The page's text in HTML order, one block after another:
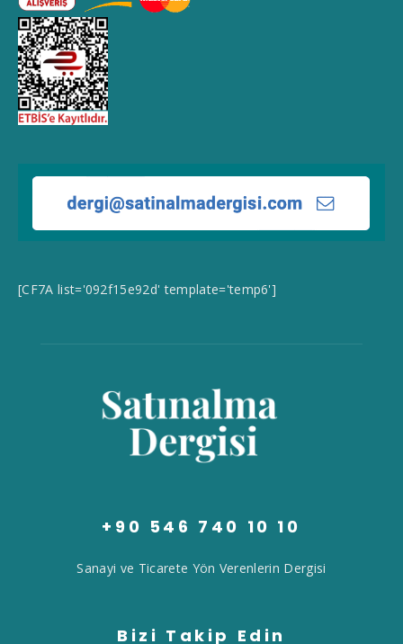
[CF7A list='092f15e92d' template='temp6']
+90 546 740 10 10
Sanayi ve Ticarete Yön Verenlerin Dergisi
Bizi Takip Edin